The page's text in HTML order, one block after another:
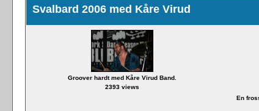
Svalbard 2006 med Kåre Virud
Groover hardt med Kåre Virud Band.
2393 views
En